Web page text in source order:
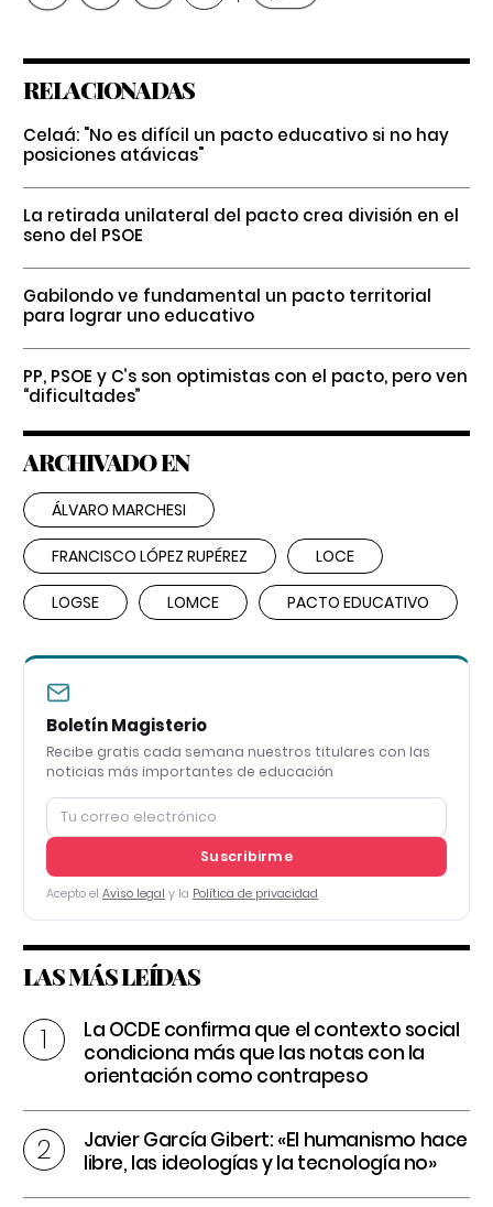
RELACIONADAS
Celaá: "No es difícil un pacto educativo si no hay
posiciones atávicas"
La retirada unilateral del pacto crea división en el
seno del PSOE
Gabilondo ve fundamental un pacto territorial
para lograr uno educativo
PP, PSOE y C’s son optimistas con el pacto, pero ven
“dificultades”
ARCHIVADO EN
ÁLVARO MARCHESI
FRANCISCO LÓPEZ RUPÉREZ LOCE
LOGSE LOMCE PACTO EDUCATIVO
Boletín Magisterio
Recibe gratis cada semana nuestros titulares con las
noticias más importantes de educación
Suscribirme
Acepto el Aviso legal y la Política de privacidad
LAS MÁS LEÍDAS
La OCDE confirma que el contexto social
condiciona más que las notas con la
orientación como contrapeso
Javier García Gibert: «El humanismo hace
libre, las ideologías y la tecnología no»